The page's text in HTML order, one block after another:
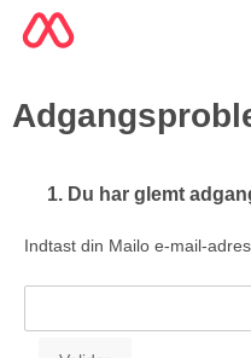
1. Du har glemt
Indtast din Mailo e-mail-